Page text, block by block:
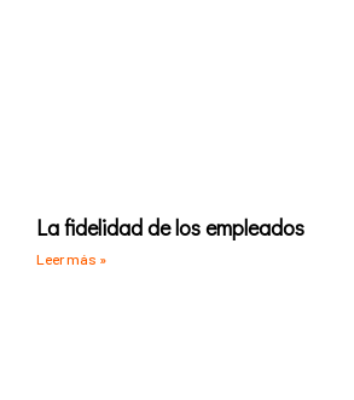
La fidelidad de los empleados
Leer más »